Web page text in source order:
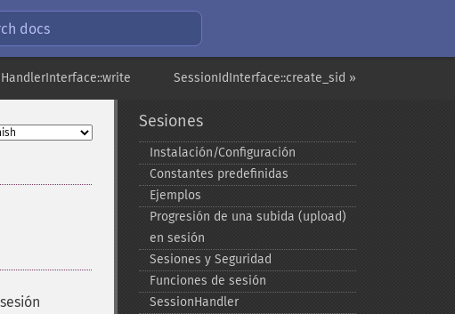
docs
SessionIdInterface::create_sid »
Sesiones
Instalación/Configuración
Constantes predefinidas
Ejemplos
Progresión de una subida (upload)
en sesión
Sesiones y Seguridad
Funciones de sesión
SessionHandler